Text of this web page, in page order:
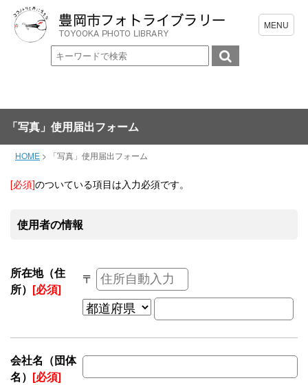
「写真」使用届出フォーム
HOME > 「写真」使用届出フォーム
[必須]のついている項目は入力必須です。
使用者の情報
所在地（住
所） [必須]
〒
会社名（団体
名） [必須]